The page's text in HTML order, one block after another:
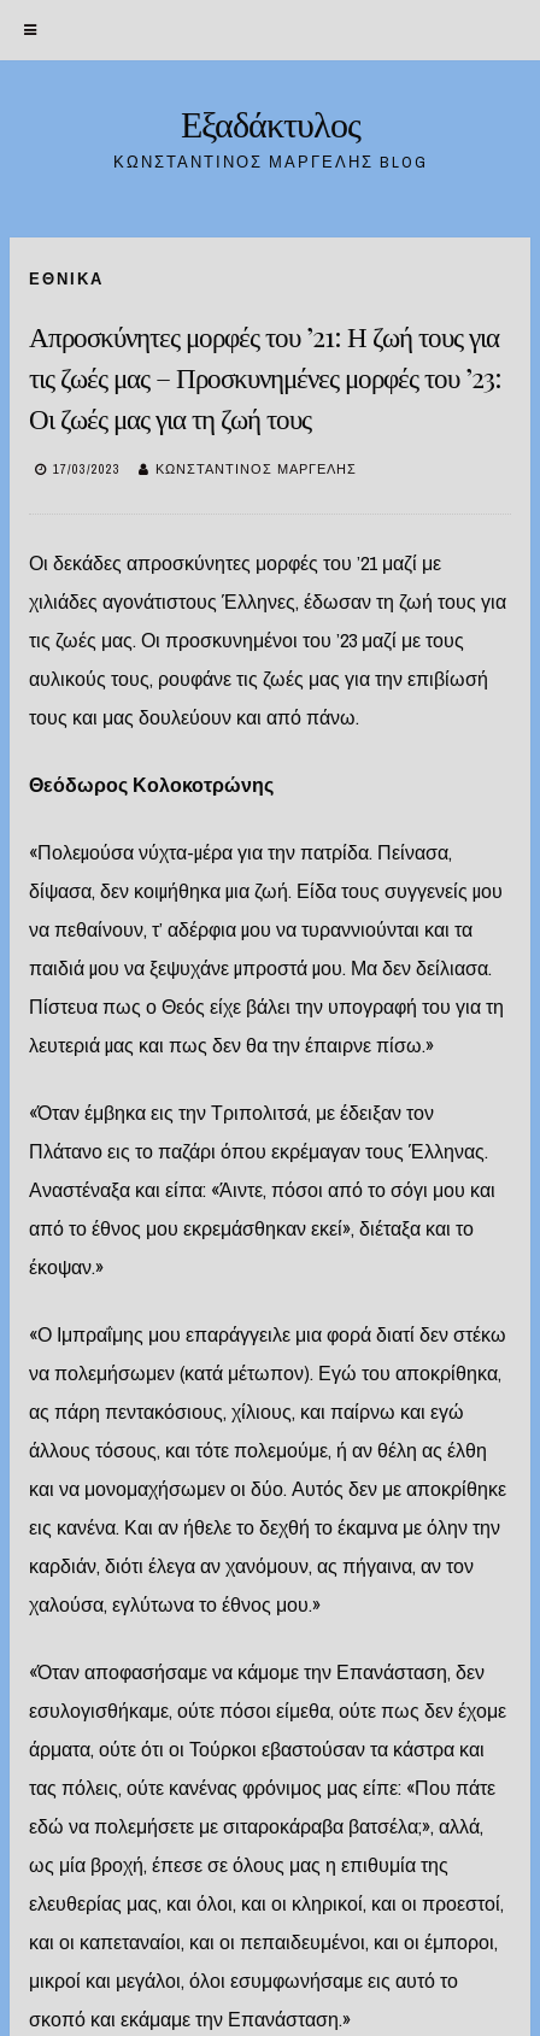
Εξαδάκτυλος
ΚΩΝΣΤΑΝΤΊΝΟΣ ΜΑΡΓΈΛΗΣ BLOG
ΕΘΝΙΚΆ
Απροσκύνητες μορφές του ’21: Η ζωή τους για
τις ζωές μας – Προσκυνημένες μορφές του ’23:
Οι ζωές μας για τη ζωή τους
17/03/2023 ΚΩΝΣΤΑΝΤΊΝΟΣ ΜΑΡΓΈΛΗΣ
Οι δεκάδες απροσκύνητες μορφές του ’21 μαζί με
χιλιάδες αγονάτιστους Έλληνες, έδωσαν τη ζωή τους για
τις ζωές μας. Οι προσκυνημένοι του ’23 μαζί με τους
αυλικούς τους, ρουφάνε τις ζωές μας για την επιβίωσή
τους και μας δουλεύουν και από πάνω.
Θεόδωρος Κολοκοτρώνης
«Πολεµούσα νύχτα-µέρα για την πατρίδα. Πείνασα,
δίψασα, δεν κοιµήθηκα µια ζωή. Είδα τους συγγενείς µου
να πεθαίνουν, τ’ αδέρφια µου να τυραννιούνται και τα
παιδιά µου να ξεψυχάνε µπροστά µου. Μα δεν δείλιασα.
Πίστευα πως ο Θεός είχε βάλει την υπογραφή του για τη
λευτεριά µας και πως δεν θα την έπαιρνε πίσω.»
«Όταν έμβηκα εις την Τριπολιτσά, με έδειξαν τον
Πλάτανο εις το παζάρι όπου εκρέμαγαν τους Έλληνας.
Αναστέναξα και είπα: «Άιντε, πόσοι από το σόγι μου και
από το έθνος μου εκρεμάσθηκαν εκεί», διέταξα και το
έκοψαν.»
«Ο Ιμπραΐμης μου επαράγγειλε μια φορά διατί δεν στέκω
να πολεμήσωμεν (κατά μέτωπον). Εγώ του αποκρίθηκα,
ας πάρη πεντακόσιους, χίλιους, και παίρνω και εγώ
άλλους τόσους, και τότε πολεμούμε, ή αν θέλη ας έλθη
και να μονομαχήσωμεν οι δύο. Αυτός δεν με αποκρίθηκε
εις κανένα. Και αν ήθελε το δεχθή το έκαμνα με όλην την
καρδιάν, διότι έλεγα αν χανόμουν, ας πήγαινα, αν τον
χαλούσα, εγλύτωνα το έθνος μου.»
«Όταν αποφασήσαμε να κάμομε την Επανάσταση, δεν
εσυλογισθήκαμε, ούτε πόσοι είμεθα, ούτε πως δεν έχομε
άρματα, ούτε ότι οι Τούρκοι εβαστούσαν τα κάστρα και
τας πόλεις, ούτε κανένας φρόνιμος μας είπε: «Που πάτε
εδώ να πολεμήσετε με σιταροκάραβα βατσέλα;», αλλά,
ως μία βροχή, έπεσε σε όλους μας η επιθυμία της
ελευθερίας μας, και όλοι, και οι κληρικοί, και οι προεστοί,
και οι καπεταναίοι, και οι πεπαιδευμένοι, και οι έμποροι,
μικροί και μεγάλοι, όλοι εσυμφωνήσαμε εις αυτό το
σκοπό και εκάμαμε την Επανάσταση.»